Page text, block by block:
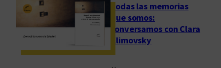
Todas las memorias
que somos:
conversamos con Clara
Klimovsky